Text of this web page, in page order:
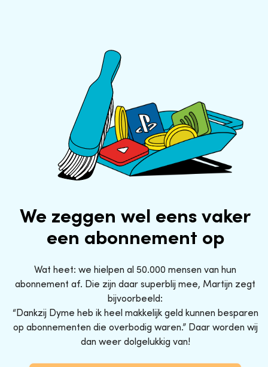
We zeggen wel eens vaker
een abonnement op
Wat heet: we hielpen al 50.000 mensen van hun
abonnement af. Die zijn daar superblij mee, Martijn zegt
bijvoorbeeld:
“Dankzij Dyme heb ik heel makkelijk geld kunnen besparen
op abonnementen die overbodig waren.” Daar worden wij
dan weer dolgelukkig van!